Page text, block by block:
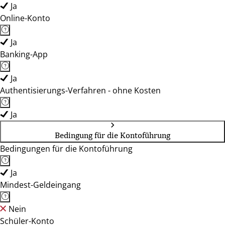
Ja
Online-Konto
Ja
Banking-App
Ja
Authentisierungs-Verfahren - ohne Kosten
Ja
Bedingung für die Kontoführung
Bedingungen für die Kontoführung
Ja
Mindest-Geldeingang
Nein
Schüler-Konto